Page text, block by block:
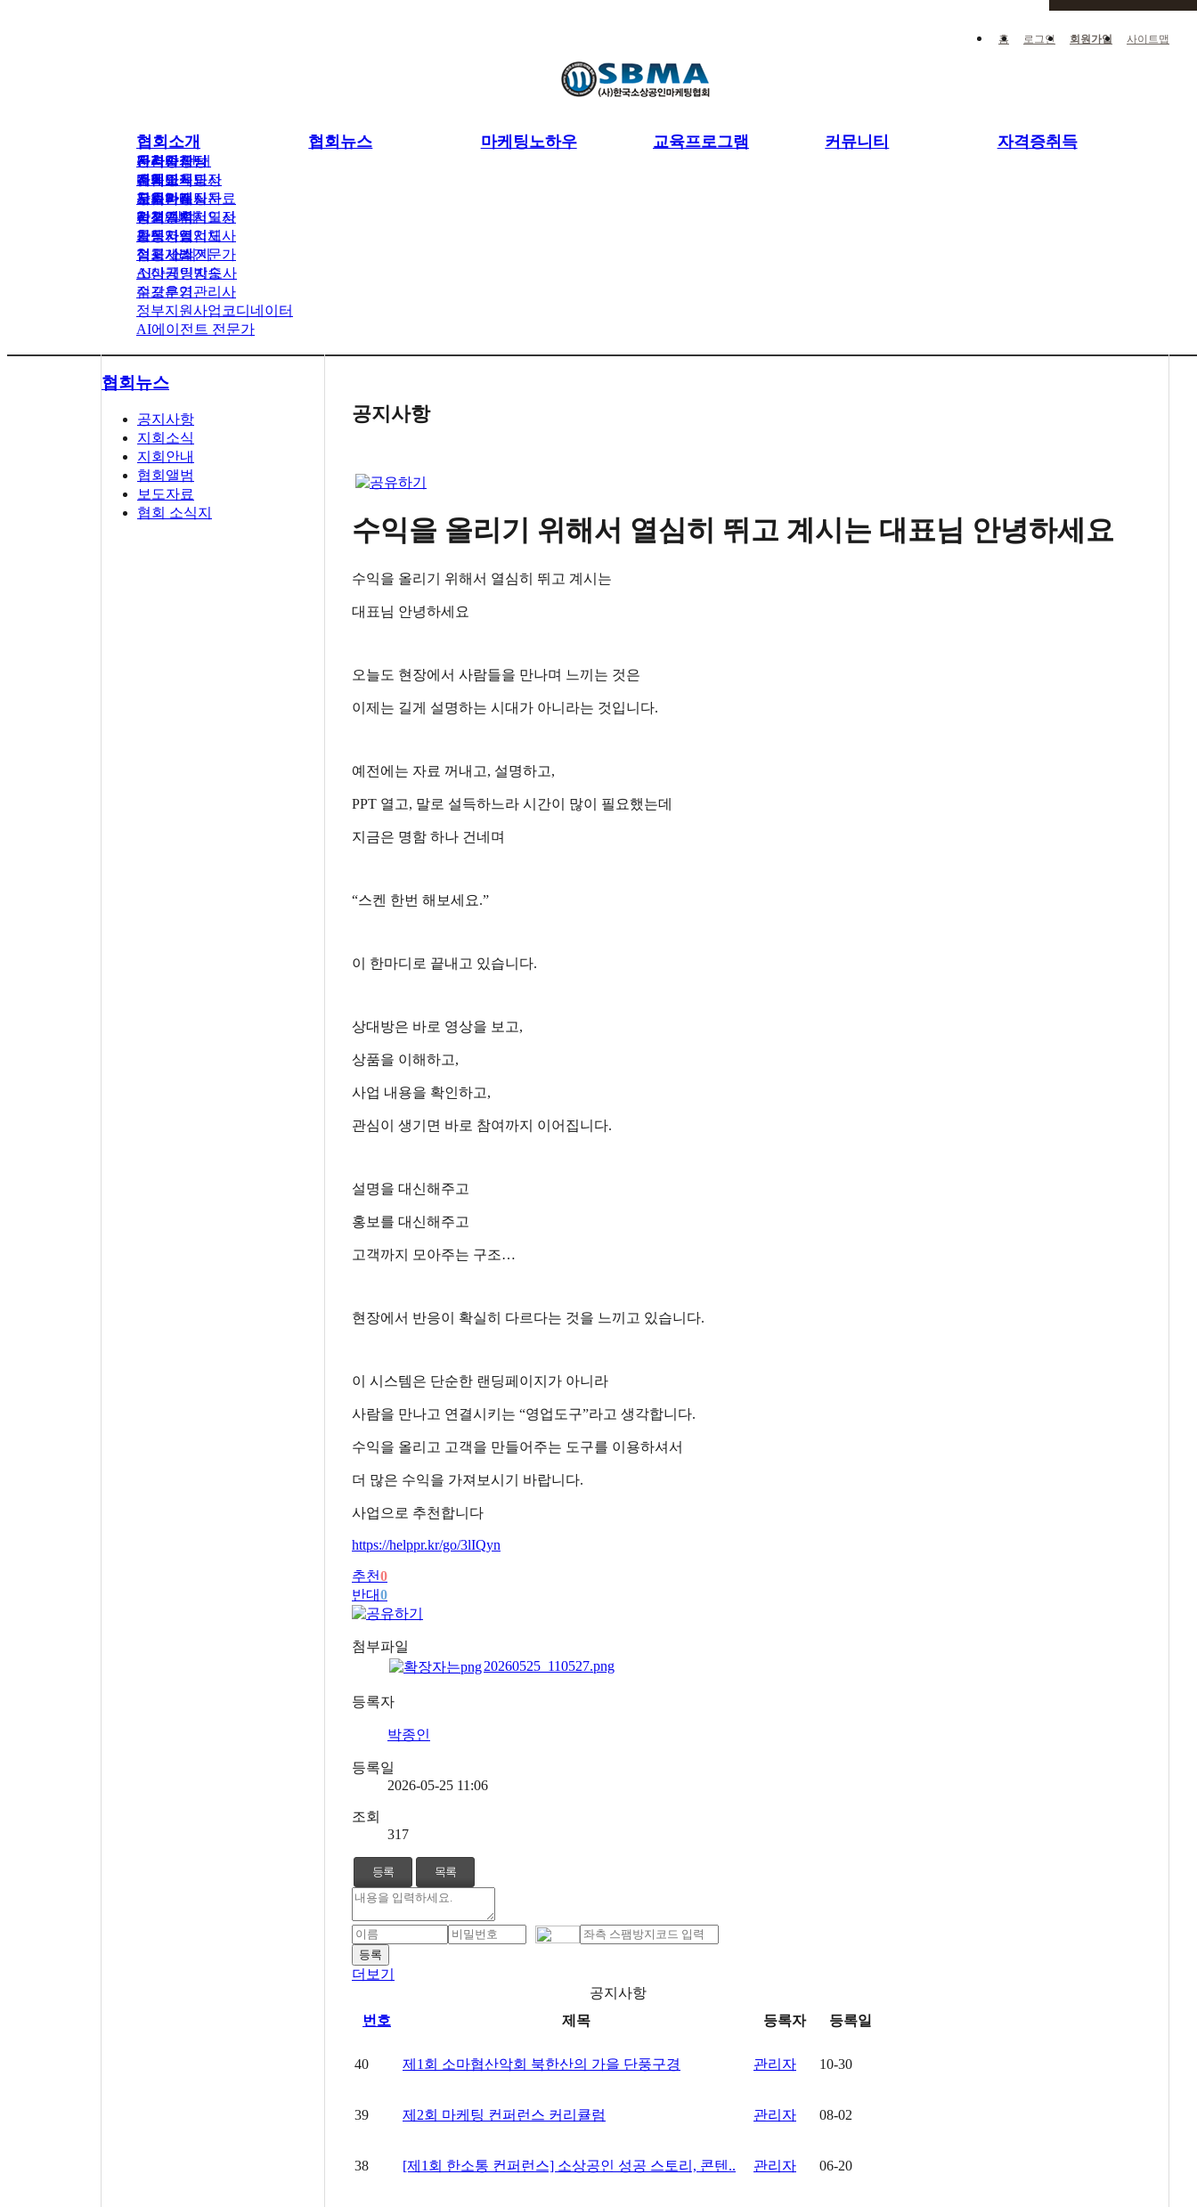
홈 로그인 회원가입 사이트맵
협회소개
인사말
조직도
오시는길
미션
활동영역
협회뉴스
공지사항
지회소식
지회안내
협회앨범
보도자료
협회 소식지
마케팅노하우
전환마케팅
유입마케팅
무료마케팅자료
교육프로그램
자격증과정
전문교육과정
교육과정
자격증시험일정
커뮤니티
온라인상담
캠페인
자주하는질문
정책/칼럼
공식지정업체
성공사례
소상공인방송
수강후기
자격증취득
자격증 안내
마케팅지도사
창업지도사
광고기획지도사
가맹사업지도사
점포개발전문가
AI마케팅지도사
점포운영관리사
정부지원사업코디네이터
AI에이전트 전문가
협회뉴스
공지사항
지회소식
지회안내
협회앨범
보도자료
협회 소식지
공지사항
수익을 올리기 위해서 열심히 뛰고 계시는 대표님 안녕하세요
수익을 올리기 위해서 열심히 뛰고 계시는
대표님 안녕하세요
오늘도 현장에서 사람들을 만나며 느끼는 것은
이제는 길게 설명하는 시대가 아니라는 것입니다.
예전에는 자료 꺼내고, 설명하고,
PPT 열고, 말로 설득하느라 시간이 많이 필요했는데
지금은 명함 하나 건네며
“스켄 한번 해보세요.”
이 한마디로 끝내고 있습니다.
상대방은 바로 영상을 보고,
상품을 이해하고,
사업 내용을 확인하고,
관심이 생기면 바로 참여까지 이어집니다.
설명을 대신해주고
홍보를 대신해주고
고객까지 모아주는 구조…
현장에서 반응이 확실히 다르다는 것을 느끼고 있습니다.
이 시스템은 단순한 랜딩페이지가 아니라
사람을 만나고 연결시키는 “영업도구”라고 생각합니다.
수익을 올리고 고객을 만들어주는 도구를 이용하셔서
더 많은 수익을 가져보시기 바랍니다.
사업으로 추천합니다
https://helppr.kr/go/3lIQyn
추천0
반대0
첨부파일
20260525_110527.png
등록자
박종인
등록일
2026-05-25 11:06
조회
317
등록 목록
더보기
공지사항
번호
제목 등록자 등록일
40 제1회 소마협산악회 북한산의 가을 단풍구경 관리자 10-30
39 제2회 마케팅 컨퍼런스 커리큘럼 관리자 08-02
38 [제1회 한소통 컨퍼런스] 소상공인 성공 스토리, 콘텐.. 관리자 06-20